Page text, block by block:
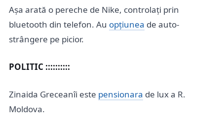
Așa arată o pereche de Nike, controlați prin
bluetooth din telefon. Au opțiunea de auto-
strângere pe picior.
POLITIC ::::::::::
Zinaida Greceanîi este pensionara de lux a R.
Moldova.